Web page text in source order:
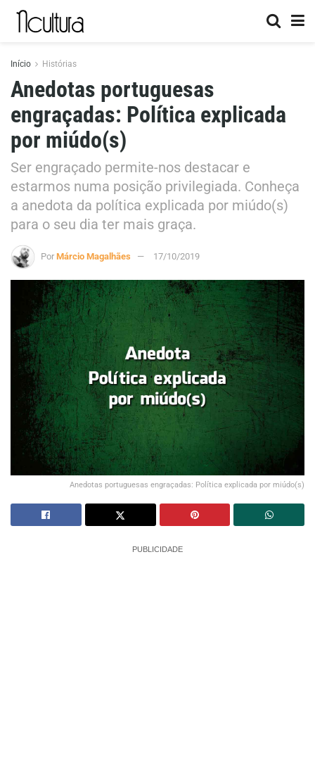
Início Histórias
Anedotas portuguesas
engraçadas: Política explicada
por miúdo(s)
Ser engraçado permite-nos destacar e
estarmos numa posição privilegiada. Conheça
a anedota da política explicada por miúdo(s)
para o seu dia ter mais graça.
Por Márcio Magalhães 17/10/2019
Anedotas portuguesas engraçadas: Política explicada por miúdo(s)
PUBLICIDADE